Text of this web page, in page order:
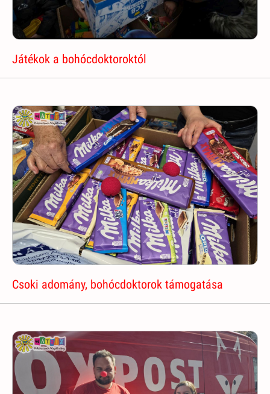
Játékok a bohócdoktoroktól
Csoki adomány, bohócdoktorok támogatása